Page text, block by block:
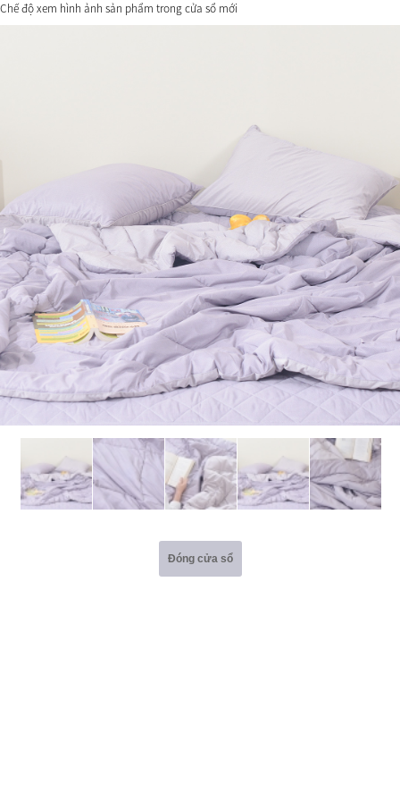
Chế độ xem hình ảnh sản phẩm trong cửa sổ mới
Đóng cửa sổ